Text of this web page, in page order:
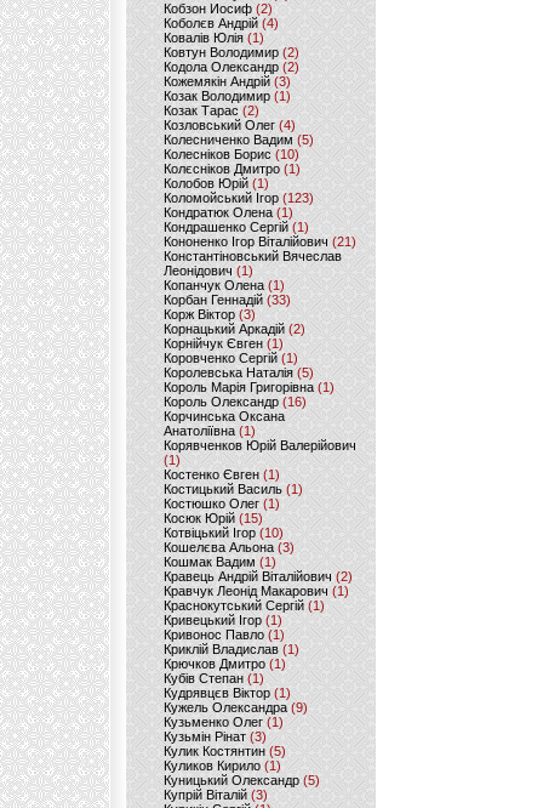
Кобзон Иосиф(2)
Коболєв Андрій (4)
Ковалів Юлія(1)
Ковтун Володимир (2)
Кодола Олександр (2)
Кожемякін Андрій (3)
Козак Володимир (1)
Козак Тарас (2)
Козловський Олег(4)
Колесниченко Вадим (5)
Колесніков Борис (10)
Колєсніков Дмитро (1)
Колобов Юрій (1)
Коломойський Ігор (123)
Кондратюк Олена(1)
Кондрашенко Сергій (1)
Кононенко Ігор Віталійович (21)
Константіновський Вячеслав
Леонідович (1)
Копанчук Олена (1)
Корбан Геннадій (33)
Корж Віктор (3)
Корнацький Аркадій (2)
Корнійчук Євген (1)
Коровченко Сергій (1)
Королевська Наталія(5)
Король Марія Григорівна (1)
Король Олександр (16)
Корчинська Оксана
Анатоліївна (1)
Корявченков Юрій Валерійович
(1)
Костенко Євген (1)
Костицький Василь (1)
Костюшко Олег (1)
Косюк Юрій (15)
Котвіцький Ігор (10)
Кошелєва Альона(3)
Кошмак Вадим (1)
Кравець Андрій Віталійович (2)
Кравчук Леонід Макарович (1)
Краснокутський Сергій (1)
Кривецький Ігор (1)
Кривонос Павло (1)
Криклій Владислав (1)
Крючков Дмитро(1)
Кубів Степан(1)
Кудрявцєв Віктор (1)
Кужель Олександра (9)
Кузьменко Олег (1)
Кузьмін Рінат(3)
Кулик Костянтин(5)
Куликов Кирило (1)
Куницький Олександр (5)
Купрій Віталій (3)